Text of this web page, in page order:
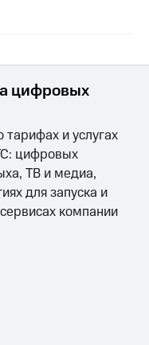
цифровых
тарифах и услугах
цифровых
ТВ и медиа,
для запуска и
компании